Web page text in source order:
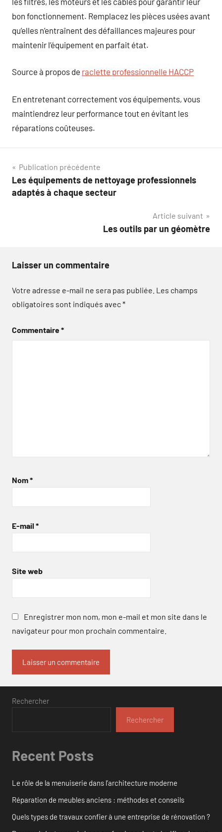
bon fonctionnement. Remplacez les pièces usées avant
qu’elles n’entraînent des défaillances majeures pour
maintenir l’équipement en parfait état.
Source à propos de raclette professionnelle HACCP
En entretenant correctement vos équipements, vous
maintiendrez leur performance tout en évitant les
réparations coûteuses.
Navigation
de
Publication précédente
Les équipements de nettoyage professionnels
adaptés à chaque secteur
Article suivant
Les outils par un géomètre
Laisser un commentaire
Votre adresse e-mail ne sera pas publiée. Les champs
obligatoires sont indiqués avec*
Commentaire*
Nom*
E-mail *
Site web
Enregistrer mon nom, mon e-mail et mon site dans le
navigateur pour mon prochain commentaire.
Rechercher
Rechercher
Recent Posts
Le rôle de la menuiserie dans l’architecture moderne
Réparation de meubles anciens : méthodes et conseils
Quels types de travaux confier à une entreprise de rénovation ?